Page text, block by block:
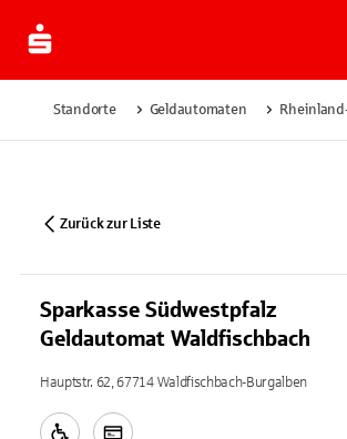
Standorte Geldautomaten
Zurück zur Liste
Sparkasse Südwestpfalz
Geldautomat Waldfischbach
Hauptstr. 62, 67714 Waldfischbach-Burgalben